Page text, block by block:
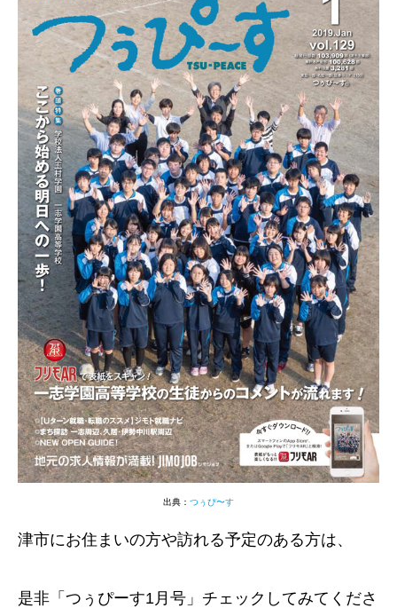
出典： つぅぴ〜す
津市にお住まいの方や訪れる予定のある方は、
是非「つぅぴーす1月号」チェックしてみてくださ